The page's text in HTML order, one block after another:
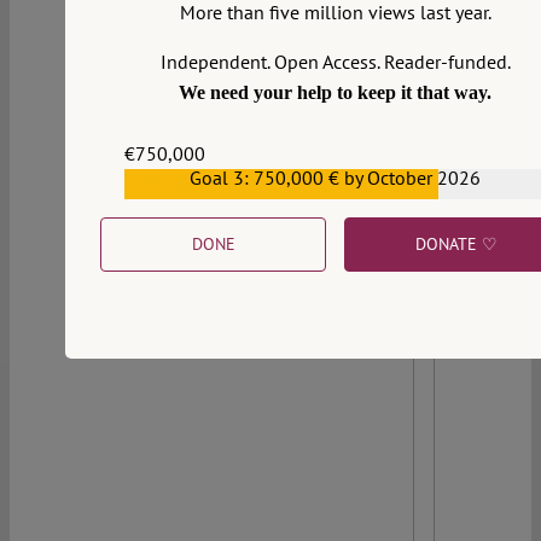
Dabei ist es der Staat, der primär in die
Sowohl Verfassungsrecht als auch
Unionsrecht konkretisieren eine staatliche
ist es staatliche Aufgabe,
zivilgesellschaftliche Räume zu stärken und
zu schützen.
Continue reading >>
More than five million views last year.
Independent. Open Access. Reader-funded.
We need your help to keep it that way.
€750,000
€559,159Goal 3: 750,000 € by October 2026
DONE DONATE ♡